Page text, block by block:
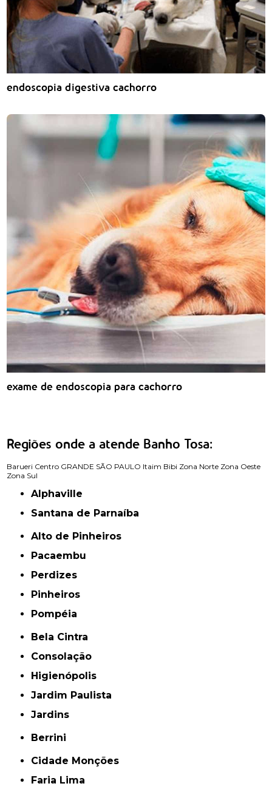
endoscopia digestiva cachorro
exame de endoscopia para cachorro
Regiões onde a atende Banho Tosa:
Barueri Centro GRANDE SÃO PAULO Itaim Bibi Zona Norte Zona Oeste
Zona Sul
Alphaville
Santana de Parnaíba
Alto de Pinheiros
Pacaembu
Perdizes
Pinheiros
Pompéia
Bela Cintra
Consolação
Higienópolis
Jardim Paulista
Jardins
Berrini
Cidade Monções
Faria Lima